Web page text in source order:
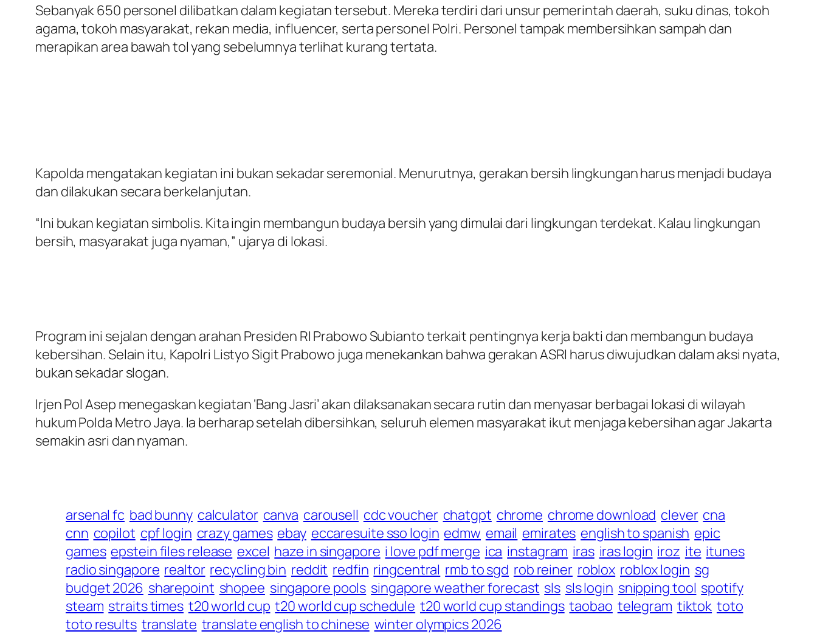
Sebanyak 650 personel dilibatkan dalam kegiatan tersebut. Mereka terdiri dari unsur pemerintah daerah, suku dinas, tokoh
agama, tokoh masyarakat, rekan media, influencer, serta personel Polri. Personel tampak membersihkan sampah dan
merapikan area bawah tol yang sebelumnya terlihat kurang tertata.
Kapolda mengatakan kegiatan ini bukan sekadar seremonial. Menurutnya, gerakan bersih lingkungan harus menjadi budaya
dan dilakukan secara berkelanjutan.
“Ini bukan kegiatan simbolis. Kita ingin membangun budaya bersih yang dimulai dari lingkungan terdekat. Kalau lingkungan
bersih, masyarakat juga nyaman,” ujarya di lokasi.
Program ini sejalan dengan arahan Presiden RI Prabowo Subianto terkait pentingnya kerja bakti dan membangun budaya
kebersihan. Selain itu, Kapolri Listyo Sigit Prabowo juga menekankan bahwa gerakan ASRI harus diwujudkan dalam aksi nyata,
bukan sekadar slogan.
Irjen Pol Asep menegaskan kegiatan ‘Bang Jasri’ akan dilaksanakan secara rutin dan menyasar berbagai lokasi di wilayah
hukum Polda Metro Jaya. Ia berharap setelah dibersihkan, seluruh elemen masyarakat ikut menjaga kebersihan agar Jakarta
semakin asri dan nyaman.
arsenal fc bad bunny calculator canva carousell cdc voucher chatgpt chrome chrome download clever cna
cnn copilot cpf login crazy games ebay eccaresuite sso login edmw email emirates english to spanish epic
games epstein files release excel haze in singapore i love pdf merge ica instagram iras iras login iroz ite itunes
radio singapore realtor recycling bin reddit redfin ringcentral rmb to sgd rob reiner roblox roblox login sg
budget 2026 sharepoint shopee singapore pools singapore weather forecast sls sls login snipping tool spotify
steam straits times t20 world cup t20 world cup schedule t20 world cup standings taobao telegram tiktok toto
toto results translate translate english to chinese winter olympics 2026